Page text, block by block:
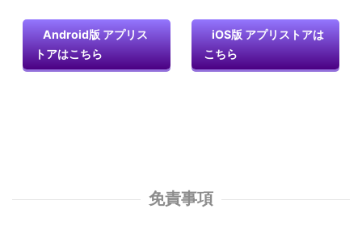
Android版 アプリス
トアはこちら
iOS版 アプリストアは
こちら
免責事項